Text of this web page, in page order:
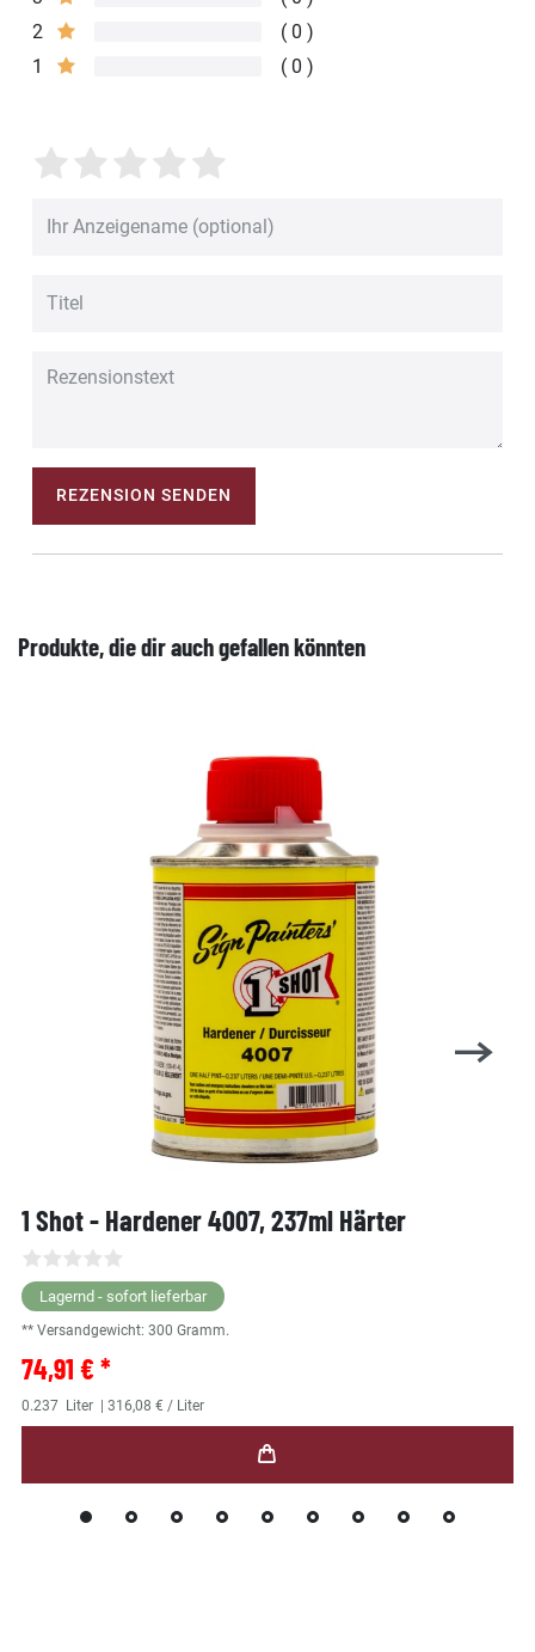
2
0
1
0
REZENSION SENDEN
Produkte, die dir auch gefallen könnten
1 Shot - Hardener 4007, 237ml Härter
Lagernd - sofort lieferbar
** Versandgewicht: 300 Gramm.
74,91 € *
0.237 Liter | 316,08 € / Liter